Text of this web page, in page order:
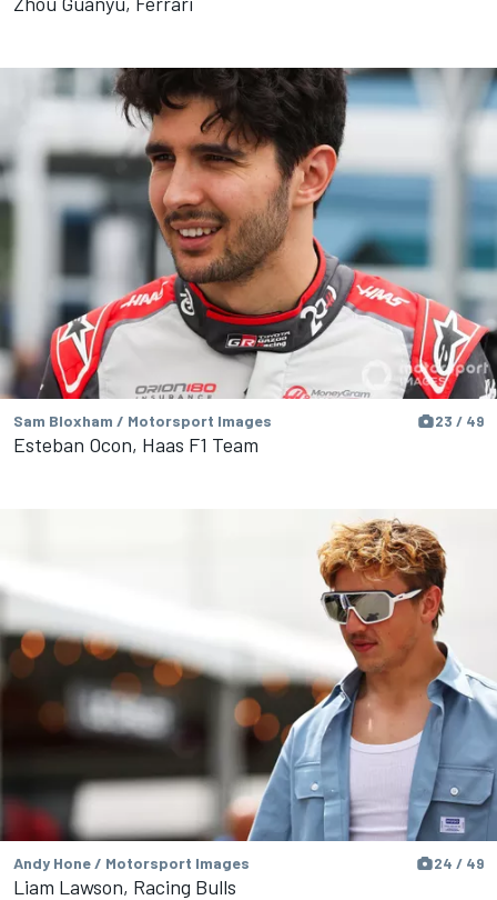
Sam Bloxham / Motorsport Images 23 / 49
Esteban Ocon, Haas F1 Team
Andy Hone / Motorsport Images 24 / 49
Liam Lawson, Racing Bulls